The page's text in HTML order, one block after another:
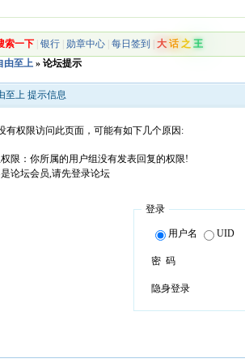
索一下 |银行 勋章中心 |每日签到 |大 话 之 王
由至上 » 论坛提示
至上 提示信息
有权限访问此页面，可能有如下几个原因:
限：你所属的用户组没有发表回复的权限!
论坛会员,请先登录论坛
登录
用户名 UID
密 码
隐身登录